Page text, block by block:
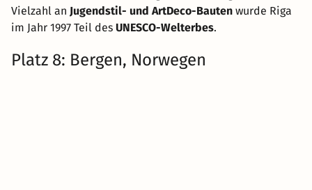
Vielzahl an Jugendstil- und ArtDeco-Bauten wurde Riga
im Jahr 1997 Teil des UNESCO-Welterbes.
Platz 8: Bergen, Norwegen